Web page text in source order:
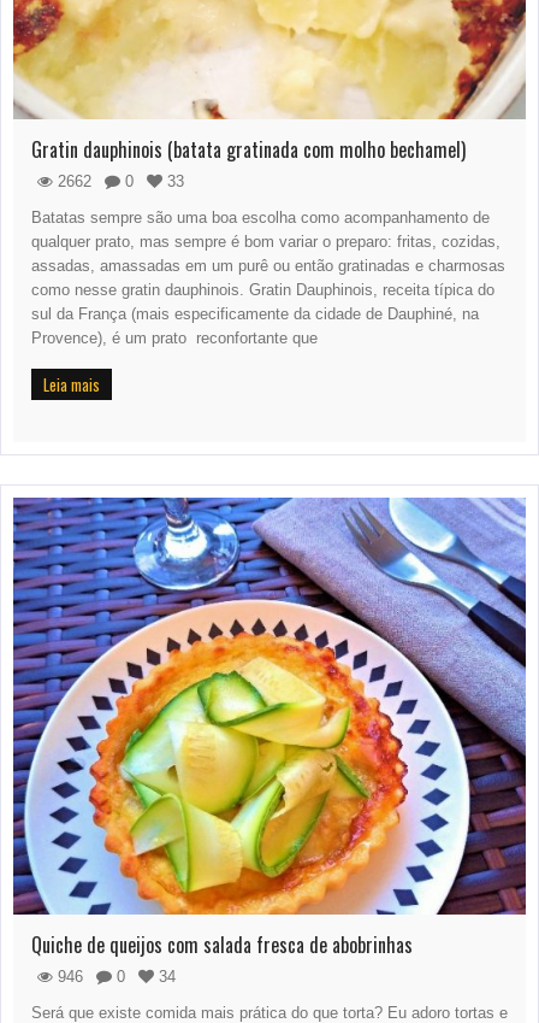
Gratin dauphinois (batata gratinada com molho bechamel)
2662 0
33
Batatas sempre são uma boa escolha como acompanhamento de
qualquer prato, mas sempre é bom variar o preparo: fritas, cozidas,
assadas, amassadas em um purê ou então gratinadas e charmosas
como nesse gratin dauphinois. Gratin Dauphinois, receita típica do
sul da França (mais especificamente da cidade de Dauphiné, na
Provence), é um prato reconfortante que
Leia mais
Quiche de queijos com salada fresca de abobrinhas
946 0
34
Será que existe comida mais prática do que torta? Eu adoro tortas e